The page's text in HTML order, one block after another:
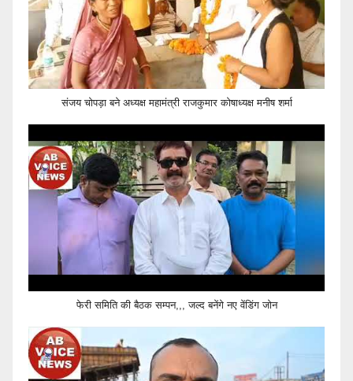
संजय चोपड़ा बने अध्यक्ष महामंत्री राजकुमार कोषाध्यक्ष मनीष शर्मा
फेरी समिति की बैठक सम्पन,,, जल्द बनेंगे नए वेंडिंग जोन